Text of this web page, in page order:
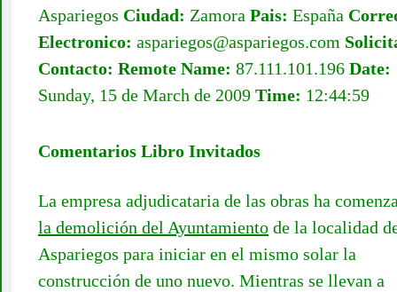
Aspariegos Ciudad: Zamora Pais: España
Electronico: aspariegos@aspariegos.com
Contacto: Remote Name: 87.111.101.196 Date:
Sunday, 15 de March de 2009 Time: 12:44:59
Comentarios Libro Invitados
La empresa adjudicataria de las obras ha
la demolición del Ayuntamiento de la localidad
Aspariegos para iniciar en el mismo solar la
construcción de uno nuevo. Mientras se llevan a